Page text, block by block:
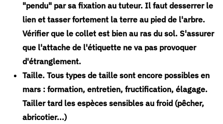
"pendu" par sa fixation au tuteur. Il faut desserrer le
lien et tasser fortement la terre au pied de l'arbre.
Vérifier que le collet est bien au ras du sol. S'assurer
que l'attache de l'étiquette ne va pas provoquer
d'étranglement.
Taille. Tous types de taille sont encore possibles en
mars : formation, entretien, fructification, élagage.
Tailler tard les espèces sensibles au froid (pêcher,
abricotier...)